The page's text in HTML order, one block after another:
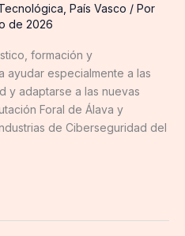
País Vasco / Por
de 2026
formación y
ayudar especialmente a las
y adaptarse a las nuevas
Foral de Álava y
de Ciberseguridad del